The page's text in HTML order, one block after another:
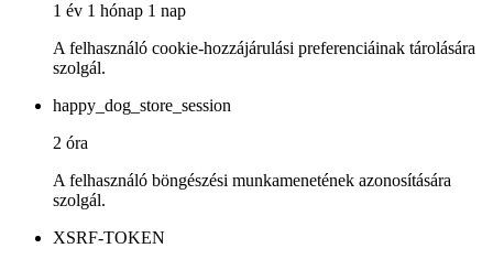
1 év 1 hónap 1 nap
A felhasználó cookie-hozzájárulási preferenciáinak tárolására
szolgál.
happy_dog_store_session
2 óra
A felhasználó böngészési munkamenetének azonosítására
szolgál.
XSRF-TOKEN